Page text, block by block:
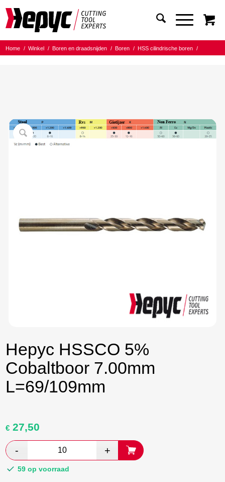
Home / Winkel / Boren en draadsnijden / Boren / HSS cilindrische boren
/
Hepyc HSSCO 5%
Cobaltboor 7.00mm
L=69/109mm
Oorspronkelijke
prijs
was:
€ 4,91.
€ 27,50
prijs
€ 2,85.
59 op voorraad